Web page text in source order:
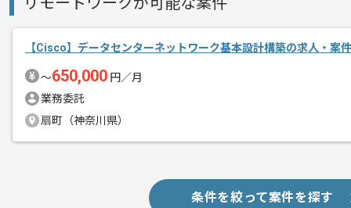
メント
配信スタジオやITメディア関連施設、
参画を希望される方にはお勧めの案件と
【Cisco】データセンターネットワーク基本設計構築の求人・案件
〜650,000 円／月
業務委託
扇町（神奈川県）
条件を絞って案件を探す